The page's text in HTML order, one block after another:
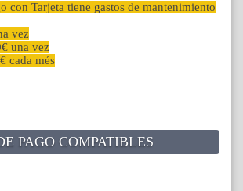
con Tarjeta tiene gastos de mantenimiento
vez
una vez
cada més
PAGO COMPATIBLES